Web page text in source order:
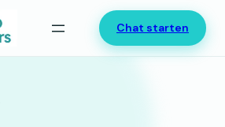
Chat starten